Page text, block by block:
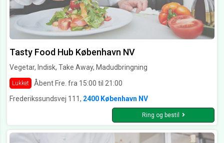
Tasty Food Hub København NV
Vegetar, Indisk, Take Away, Madudbringning
Lukket
Åbent Fre. fra 15:00 til 21:00
Frederikssundsvej 111, 2400 København NV
Ring og bestil